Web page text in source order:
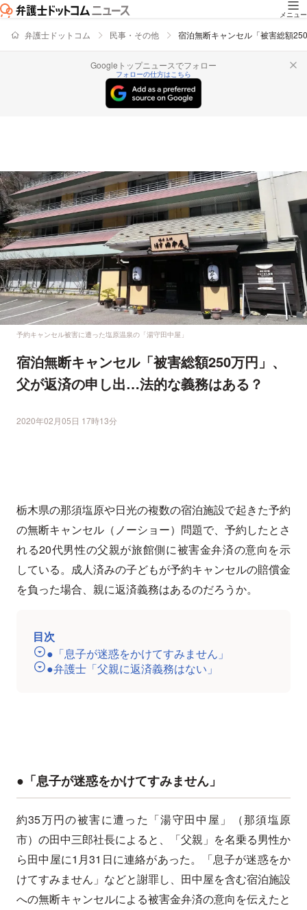
メニュー
弁護士ドットコム 民事・その他 宿泊無断キャンセル「被害総額
Googleトップニュースでフォロー
フォローの仕方はこちら
予約キャンセル被害に遭った塩原温泉の「湯守田中屋」
宿泊無断キャンセル「被害総額250万円」、
父が返済の申し出…法的な義務はある？
2020年02月05日 17時13分
栃木県の那須塩原や日光の複数の宿泊施設で起きた予約
の無断キャンセル（ノーショー）問題で、予約したとさ
れる20代男性の父親が旅館側に被害金弁済の意向を示
している。成人済みの子どもが予約キャンセルの賠償金
を負った場合、親に返済義務はあるのだろうか。
目次
●「息子が迷惑をかけてすみません」
●弁護士「父親に返済義務はない」
●「息子が迷惑をかけてすみません」
約35万円の被害に遭った「湯守田中屋」（那須塩原
市）の田中三郎社長によると、「父親」を名乗る男性か
ら田中屋に1月31日に連絡があった。「息子が迷惑をか
けてすみません」などと謝罪し、田中屋を含む宿泊施設
への無断キャンセルによる被害金弁済の意向を伝えたと